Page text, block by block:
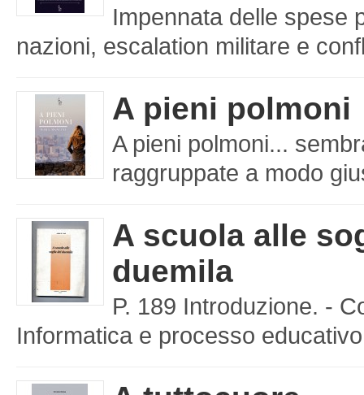
Impennata delle spese
nazioni, escalation militare e
A pieni polmoni
A pieni polmoni...
raggruppate a modo
A scuola alle
duemila
P. 189 Introduzione. -
Informatica e processo